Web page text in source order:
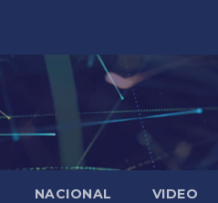
NACIONAL VIDEO